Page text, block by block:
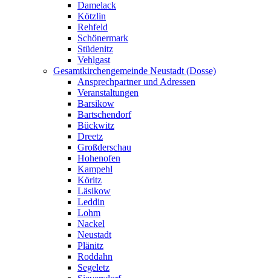
Damelack
Kötzlin
Rehfeld
Schönermark
Stüdenitz
Vehlgast
Gesamtkirchengemeinde Neustadt (Dosse)
Ansprechpartner und Adressen
Veranstaltungen
Barsikow
Bartschendorf
Bückwitz
Dreetz
Großderschau
Hohenofen
Kampehl
Köritz
Läsikow
Leddin
Lohm
Nackel
Neustadt
Plänitz
Roddahn
Segeletz